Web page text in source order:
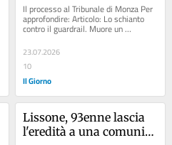
familiari del “brillante
ricercatore”
Il processo al Tribunale di Monza Per
approfondire: Articolo: Lo schianto
contro il guardrail. Muore un
ventenne, un altro ferito ...
23.07.2026
10
Il Giorno
Lissone, 93enne lascia
l'eredità a una comunità